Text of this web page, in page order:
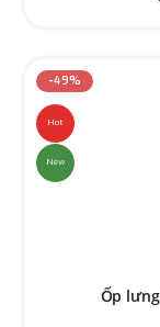
-49%
Hot
New
Ốp